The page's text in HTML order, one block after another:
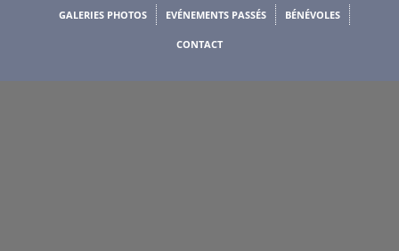
GALERIES PHOTOS EVÉNEMENTS PASSÉS BÉNÉVOLES
CONTACT